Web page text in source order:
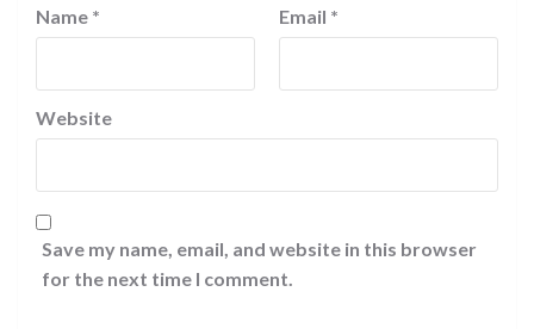
Name * Email *
Website
Save my name, email, and website in this browser
for the next time I comment.